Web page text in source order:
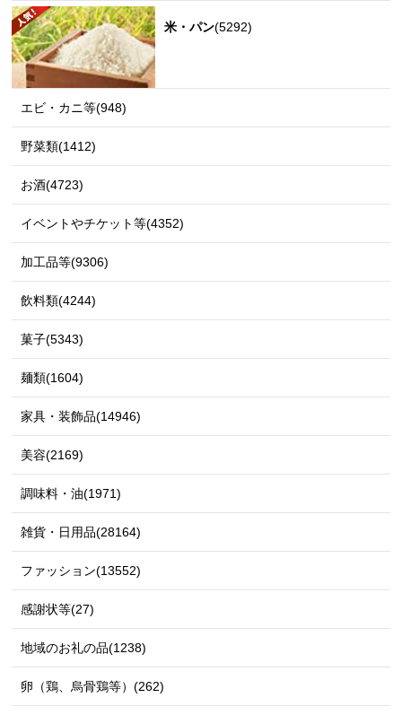
米・パン(5292)
エビ・カニ等(948)
野菜類(1412)
お酒(4723)
イベントやチケット等(4352)
加工品等(9306)
飲料類(4244)
菓子(5343)
麺類(1604)
家具・装飾品(14946)
美容(2169)
調味料・油(1971)
雑貨・日用品(28164)
ファッション(13552)
感謝状等(27)
地域のお礼の品(1238)
卵（鶏、烏骨鶏等）(262)